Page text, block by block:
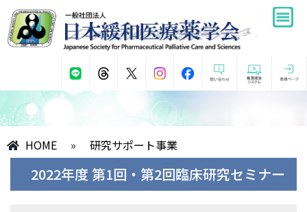
HOME » 研究サポート事業
2022年度 第1回・第2回臨床研究セミナー